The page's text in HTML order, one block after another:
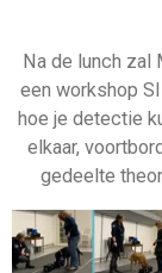
Na de lunch zal
een workshop
hoe je detectie
elkaar,
gedeelte